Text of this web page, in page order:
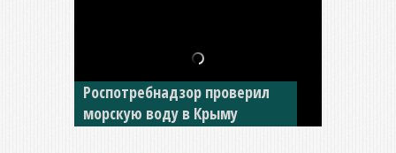
В Крыму у жителя Саки
изъяли автомобиль —
накопил долги по штрафам
ГИБДД